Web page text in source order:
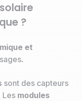
?
et
.
sont des capteurs
Les modules